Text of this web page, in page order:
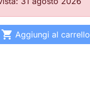
 Aggiungi al carrello